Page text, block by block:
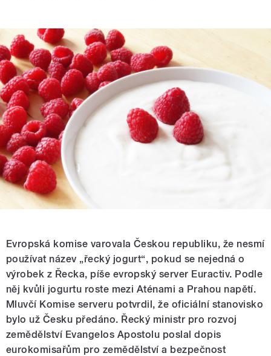
Evropská komise varovala Českou republiku, že nesmí
používat název „řecký jogurt“, pokud se nejedná o
výrobek z Řecka, píše evropský server Euractiv. Podle
něj kvůli jogurtu roste mezi Aténami a Prahou napětí.
Mluvčí Komise serveru potvrdil, že oficiální stanovisko
bylo už Česku předáno. Řecký ministr pro rozvoj
zemědělství Evangelos Apostolu poslal dopis
eurokomisařům pro zemědělství a bezpečnost